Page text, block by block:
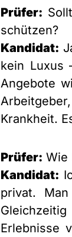
Prüfer:
schützen?
Kandidat:
kein Luxus
Angebote
Krankheit.
Prüfer: Wie
Kandidat:
privat.
Erlebnisse